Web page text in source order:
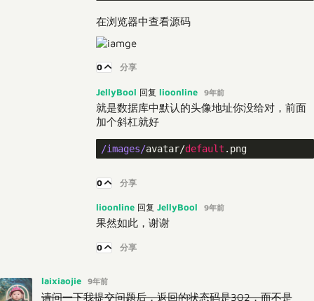
在浏览器中查看源码
0 分享
JellyBool 回复 lioonline 9年前
就是数据库中默认的头像地址你没给对，前面
加个斜杠就好
/images/avatar/default .png
0 分享
lioonline 回复 JellyBool 9年前
果然如此，谢谢
0 分享
laixiaojie 9年前
请问一下我提交问题后，返回的状态码是302，而不是